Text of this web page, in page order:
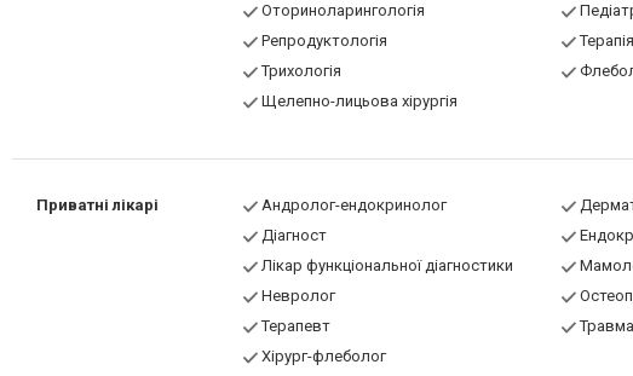
Оториноларингологія
Репродуктологія
Терапія
Трихологія
Щелепно-лицьова хірургія
Приватні лікарі Андролог-ендокринолог
Діагност
Лікар функціональної діагностики
Невролог
Терапевт
Хірург-флеболог